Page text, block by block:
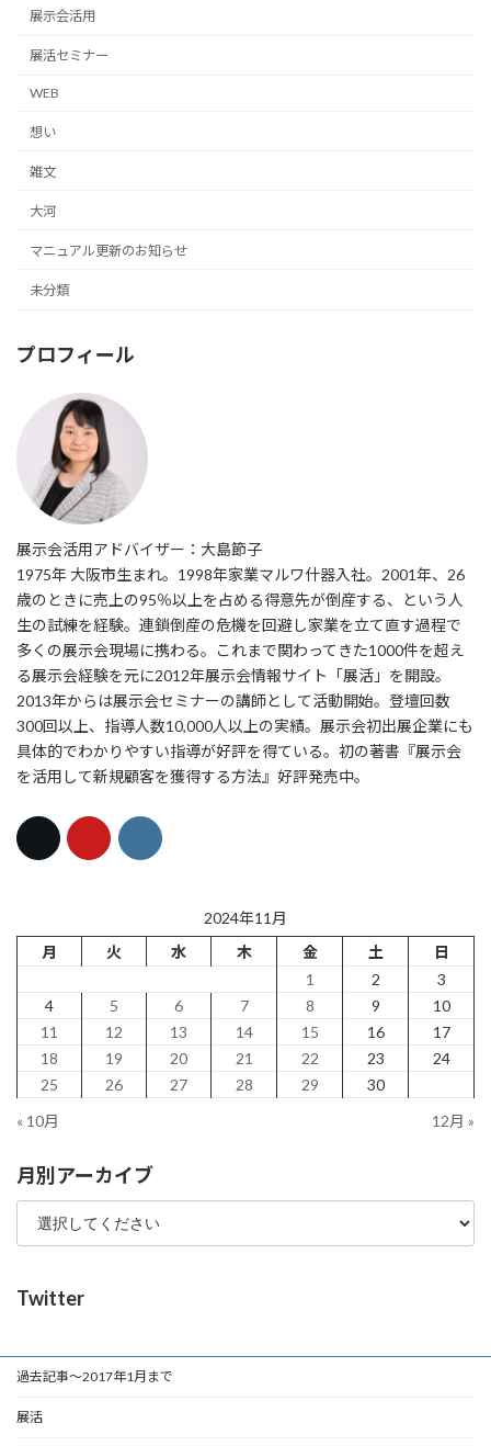
展示会活用
展活セミナー
WEB
想い
雑文
大河
マニュアル更新のお知らせ
未分類
プロフィール
展示会活用アドバイザー：大島節子
1975年 大阪市生まれ。1998年家業マルワ什器入社。2001年、26
歳のときに売上の95％以上を占める得意先が倒産する、という人
生の試練を経験。連鎖倒産の危機を回避し家業を立て直す過程で
多くの展示会現場に携わる。これまで関わってきた1000件を超え
る展示会経験を元に2012年展示会情報サイト「展活」を開設。
2013年からは展示会セミナーの講師として活動開始。登壇回数
300回以上、指導人数10,000人以上の実績。展示会初出展企業にも
具体的でわかりやすい指導が好評を得ている。初の著書『展示会
を活用して新規顧客を獲得する方法』好評発売中。
2024年11月
月
火 水 木 金 土
日
1
2
3
4
5 6 7 8 9
10
11
12 13 14 15 16
17
18
19 20 21 22 23
24
25
26 27 28 29
30
« 10月
12月 »
月別アーカイブ
Twitter
過去記事～2017年1月まで
展活